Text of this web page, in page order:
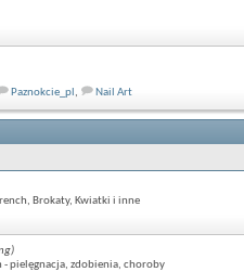
Paznokcie_pl , Nail Art
Brokaty, Kwiatki i inne
pielęgnacja, zdobienia, choroby